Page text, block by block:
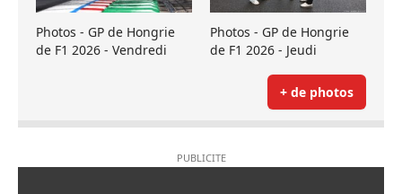
Photos - GP de Hongrie
de F1 2026 - Vendredi
Photos - GP de Hongrie
de F1 2026 - Jeudi
+ de photos